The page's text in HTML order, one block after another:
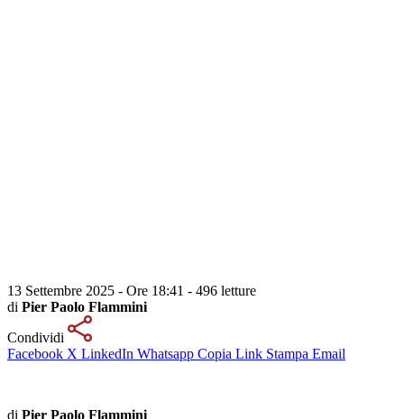
13 Settembre 2025 - Ore 18:41 - 496 letture
di Pier Paolo Flammini
Condividi
Facebook X LinkedIn Whatsapp Copia Link Stampa Email
di Pier Paolo Flammini